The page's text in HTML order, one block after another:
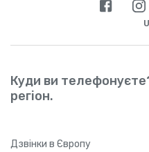
Куди ви
регіон.
Дзвінки в Європу